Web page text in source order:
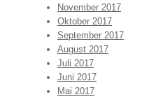
November 2017
Oktober 2017
September 2017
August 2017
Juli 2017
Juni 2017
Mai 2017